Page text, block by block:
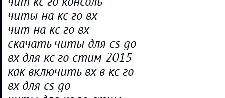
читы на кс го вх
чит на кс го вх
скачать читы для cs go
вх для кс го стим 2015
как включить вх в кс го
вх для cs go